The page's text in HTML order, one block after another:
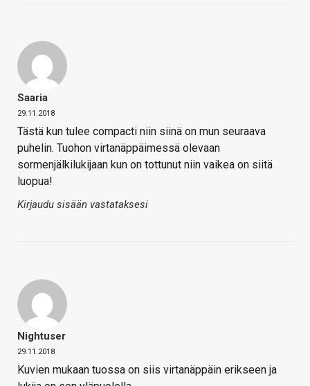
Saaria
29.11.2018
Tästä kun tulee compacti niin siinä on mun seuraava
puhelin. Tuohon virtanäppäimessä olevaan
sormenjälkilukijaan kun on tottunut niin vaikea on siitä
luopua!
Kirjaudu sisään vastataksesi
Nightuser
29.11.2018
Kuvien mukaan tuossa on siis virtanäppäin erikseen ja